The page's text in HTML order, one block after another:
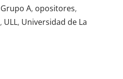
Grupo A, opositores,
, ULL, Universidad de La